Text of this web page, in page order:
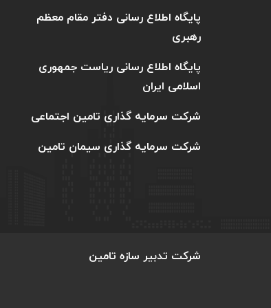
پایگاه اطلاع رسانی دفتر مقام معظم
رهبری
پایگاه اطلاع رسانی ریاست جمهوری
اسلامی ایران
شرکت سرمایه گذاری تامین اجتماعی
شرکت سرمایه گذاری سیمان تامین
شرکت تدبیر سازه تامین